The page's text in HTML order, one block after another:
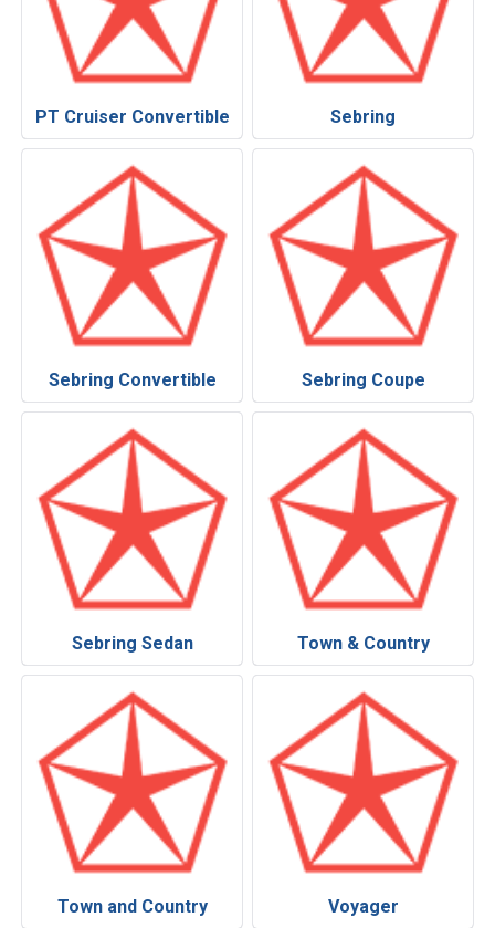
PT Cruiser Convertible Sebring
Sebring Convertible Sebring Coupe
Sebring Sedan Town & Country
Town and Country Voyager